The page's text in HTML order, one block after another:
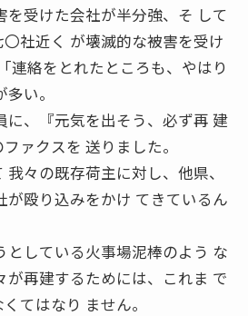
を受けた会社が半分強、そ して
社近く が壊滅的な被害を受け
絡をとれたところも、やはり
い。
に、『元気を出そう、必ず再 建
ァクスを 送りました。
々の既存荷主に対し、他県、
が殴り込みをかけ てきているん
としている火事場泥棒のよう な
再建するためには、これま で
てはなり ません。